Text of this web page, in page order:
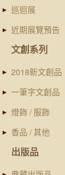
巡迴展
近期展覽預告
文創系列
2018新文創品
一筆字文創品
燈飾 / 服飾
香品 / 其他
出版品